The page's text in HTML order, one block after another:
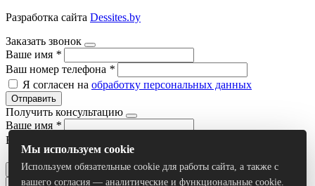
Разработка сайта Dessites.by
Заказать звонок
Ваше имя *
Ваш номер телефона *
Я согласен на обработку персональных данных
Отправить
Получить консультацию
Ваше имя *
Ваш номер телефона
Я согласен наобработку персональных данных
Отправить
Мы используем cookie
Используем обязательные cookie для работы сайта, а также с
вашего согласия — аналитические и функциональные cookie.